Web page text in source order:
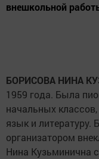
внешкольной
БОРИСОВА НИНА
1959 года. Была
начальных
язык и литературу.
организатором
Нина Кузьминична